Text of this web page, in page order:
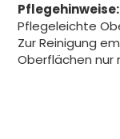
Pflegehinweise:
Pflegeleichte
Zur Reinigung
Oberflächen